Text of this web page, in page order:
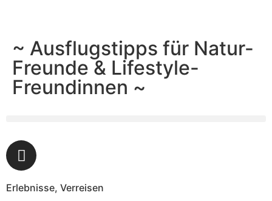
~ Ausflugstipps für Natur-
Freunde & Lifestyle-
Freundinnen ~
Erlebnisse, Verreisen